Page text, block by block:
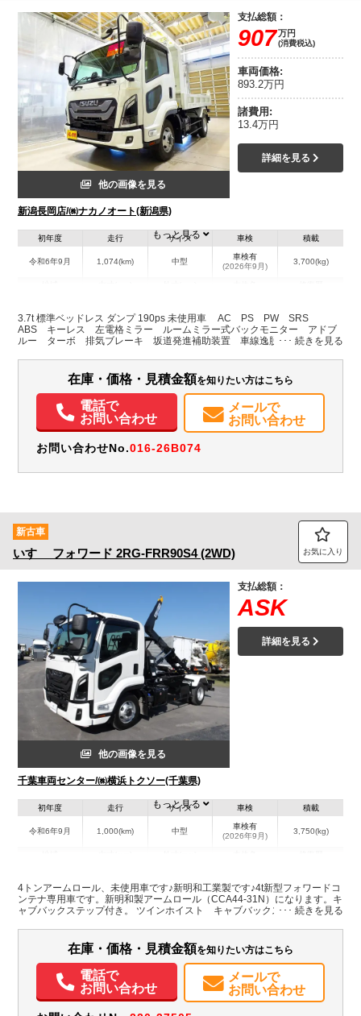
他の画像を見る
新潟長岡店/㈱ナカノオート(新潟県)
支払総額：
907万円
(消費税込)
車両価格:
893.2万円
諸費用:
13.4万円
詳細を見る
初年度
令和6年9月
走行
1,074(km)
サイズ
中型
車検
車検有
(2026年9月)
積載
3,700(kg)
新潟県
W:2,060
H:320
W:2,200
H:2,490
無
パワステ パワーウィンドウ ABS エアバッグ
集中ドアロック
電動格納ミラー
バックモニター 取扱説明書（一部含む） PMマフラー
もっと見る
3.7t 標準ベッドレス ダンプ 190ps 未使用車 AC PS PW SRS
ABS キーレス 左電格ミラー ルームミラー式バックモニター アドブ
ルー ターボ 排気ブレーキ 坂道発進補助装置 車線逸脱警報装置 衝
ンコントロール 燃料タンク90L 右シャシ中央工具箱
在庫・価格・見積金額を知りたい方はこちら
電話で
お問い合わせ
メールで
お問い合わせ
お問い合わせNo.016-26B074
新古車
いすゞ フォワード 2RG-FRR90S4 (2WD) お気に入り
他の画像を見る
千葉車両センター/㈱横浜トクソー(千葉県)
支払総額：
ASK
詳細を見る
初年度
令和6年9月
走行
1,000(km)
サイズ
中型
車検
車検有
(2026年9月)
積載
3,750(kg)
千葉県 -
W:2,200
H:2,470
無
エアバッグ 電動格納ミラー バックモニター
もっと見る
4トンアームロール、未使用車です♪新明和工業製です♪4t新型フォワードコ
ンテナ専用車です。新明和製アームロール（CCA44-31N）になります。キ
ャブバックステップ付き。 ツインホイスト キャブバックステップ
在庫・価格・見積金額を知りたい方はこちら
電話で
お問い合わせ
メールで
お問い合わせ